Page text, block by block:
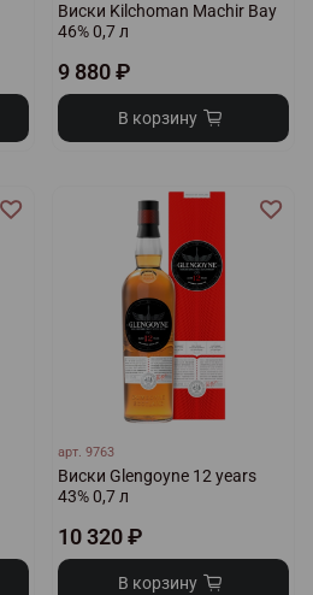
Виски Kilchoman Machir Bay
46% 0,7 л
9 880 ₽
В корзину
арт.9763
Виски Glengoyne 12 years
43% 0,7 л
10 320 ₽
В корзину